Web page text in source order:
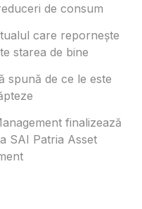
de consum
care repornește
starea de bine
spună de ce le este
finalizează
SAI Patria Asset